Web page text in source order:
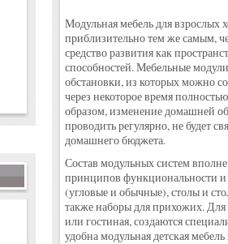
Модульная мебель для взрослых
приблизительно тем же самым,
средство развития как
способностей. Мебельные
обстановки, из которых можно
через некоторое время
образом, изменение домашней
проводить регулярно, не будет
домашнего бюджета.
Состав модульных систем
принципов функциональности
(угловые и обычные), столы и
также наборы для прихожих.
или гостиная, создаются
удобна модульная детская